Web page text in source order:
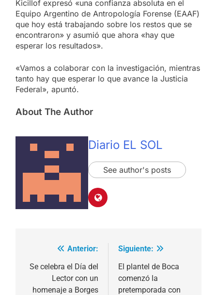
Kicillof expresó «una confianza absoluta en el
Equipo Argentino de Antropología Forense (EAAF)
que hoy está trabajando sobre los restos que se
encontraron» y asumió que ahora «hay que
esperar los resultados».
«Vamos a colaborar con la investigación, mientras
tanto hay que esperar lo que avance la Justicia
Federal», apuntó.
About The Author
Diario EL SOL
See author's posts
Navegación
de
entradas
Anterior:
Se celebra el Día del
Lector con un
homenaje a Borges
Siguiente:
El plantel de Boca
comenzó la
pretemporada con